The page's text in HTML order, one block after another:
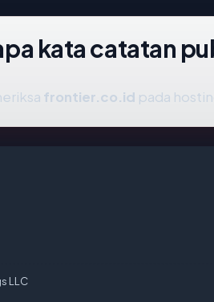
kata catatan
frontier.co.id pada
LLC